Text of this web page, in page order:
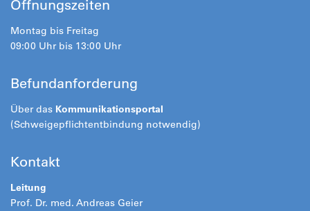
Öffnungszeiten
Montag bis Freitag
09:00 Uhr bis 13:00 Uhr
Befundanforderung
Über das Kommunikationsportal
(Schweigepflichtentbindung notwendig)
Kontakt
Leitung
Prof. Dr. med. Andreas Geier